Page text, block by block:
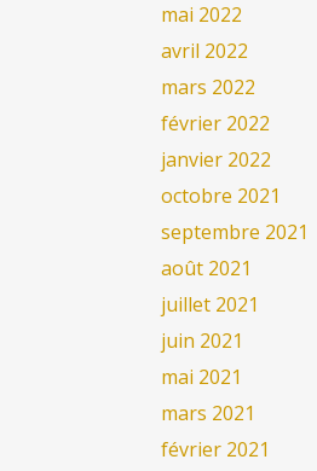
mai 2022
avril 2022
mars 2022
février 2022
janvier 2022
octobre 2021
septembre 2021
août 2021
juillet 2021
juin 2021
mai 2021
mars 2021
février 2021